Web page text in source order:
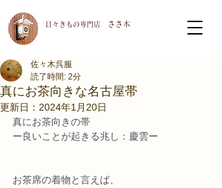
​日々きもの専門店 ささ木
真にお茶向きな名古屋帯
佐々木呉服
読了時間: 2分
更新日： 2024年1月20日
真にお茶向きの帯
ー良いことが起きる兆し：慶雲ー
お茶席の着物と言えば、